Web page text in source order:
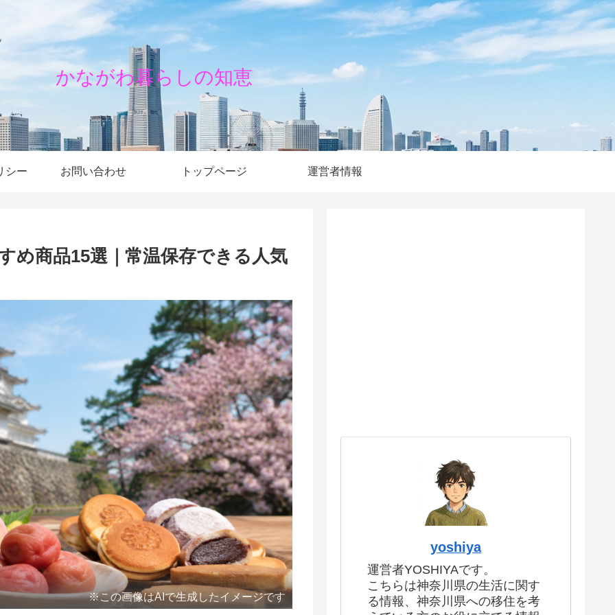
かながわ暮らしの知恵
シー お問い合わせ トップページ 運営者情報
め商品15選｜常温保存できる人気
※この画像はAIで生成したイメージです
yoshiya
運営者YOSHIYAです。
こちらは神奈川県の生活に関す
る情報、神奈川県への移住を考